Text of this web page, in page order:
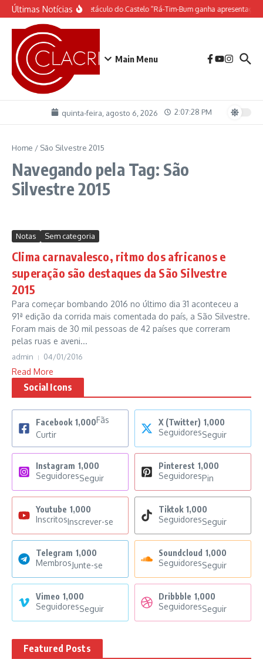
Ir para o conteúdo
Últimas NotíciasO espetáculo do Castelo “Rá-Tim-Bum ganha
Main Menu
quinta-feira, agosto 6, 2026 2:07:28 PM
Home / São Silvestre 2015
Navegando pela Tag: São
Silvestre 2015
Notas Sem categoria
Clima carnavalesco, ritmo dos africanos e
superação são destaques da São Silvestre
2015
Para começar bombando 2016 no último dia 31 aconteceu a
91ª edição da corrida mais comentada do país, a São Silvestre.
Foram mais de 30 mil pessoas de 42 países que correram
pelas ruas e aveni...
admin 04/01/2016
Read More
Social Icons
Facebook 1,000Fãs
Curtir
X (Twitter) 1,000
SeguidoresSeguir
Instagram 1,000
SeguidoresSeguir
Pinterest 1,000
SeguidoresPin
Youtube 1,000
InscritosInscrever-se
Tiktok 1,000
SeguidoresSeguir
Telegram 1,000
MembrosJunte-se
Soundcloud 1,000
SeguidoresSeguir
Vimeo 1,000
SeguidoresSeguir
Dribbble 1,000
SeguidoresSeguir
Featured Posts